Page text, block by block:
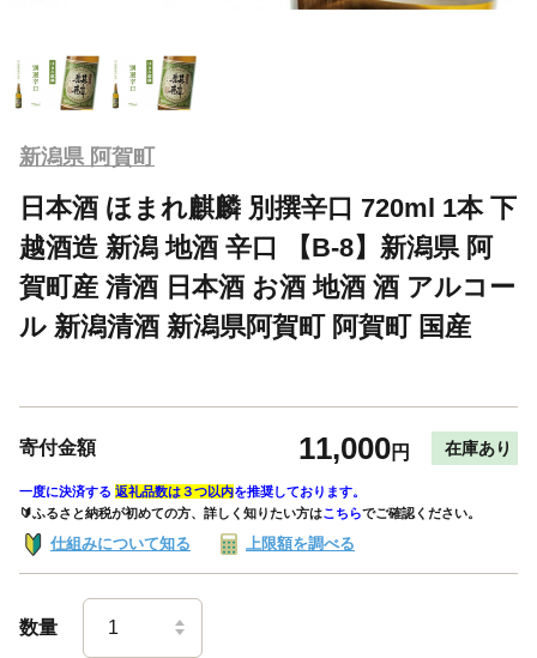
新潟県 阿賀町
日本酒 ほまれ麒麟 別撰辛口 720ml 1本 下
越酒造 新潟 地酒 辛口 【B-8】新潟県 阿
賀町産 清酒 日本酒 お酒 地酒 酒 アルコー
ル 新潟清酒 新潟県阿賀町 阿賀町 国産
寄付金額 11,000円 在庫あり
一度に決済する 返礼品数は３つ以内を推奨しております。
🔰ふるさと納税が初めての方、詳しく知りたい方はこちらでご確認ください。
仕組みについて知る 上限額を調べる
数量